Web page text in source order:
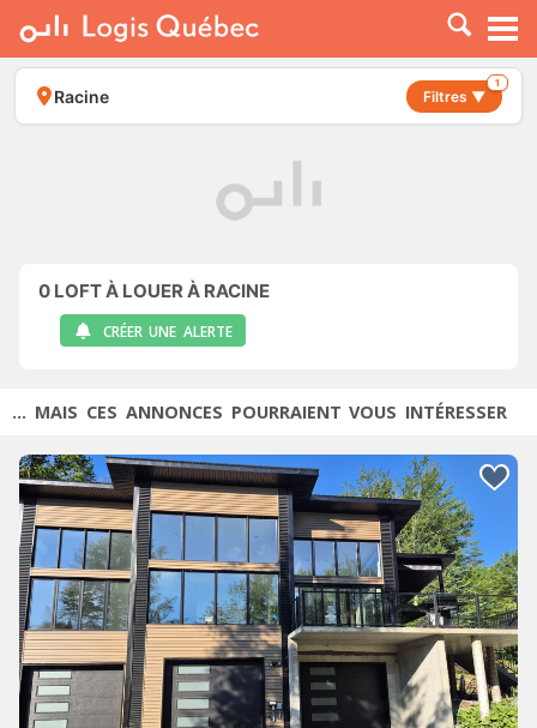
À LOUER
À VENDRE
PLACER UNE ANNONCE
Racine Filtres ▼
1
0 LOFT À LOUER À RACINE
CRÉER UNE ALERTE
... MAIS CES ANNONCES POURRAIENT VOUS INTÉRESSER